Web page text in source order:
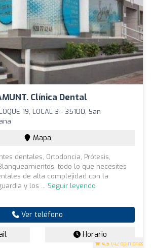
Clínica Dental
4.5 (42 opiniones)
19, LOCAL 3 - 35100, San
Mapa
dentales, Ortodoncia, Prótesis,
todo lo que necesites
de alta complejidad con la
y los ... Seguir leyendo
Ver teléfono
Horario